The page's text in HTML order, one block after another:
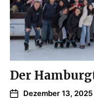
Der
Dezember 13, 2025